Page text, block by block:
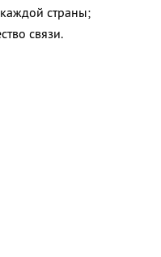
страны;
связи.